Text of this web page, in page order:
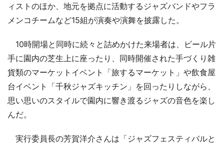
ィストのほか、地元を拠点に活動するジャズバンドやフラ
メンコチームなど15組が演奏や演舞を披露した。
10時開場と同時に続々と詰めかけた来場者は、ビール片
手に園内の芝生上に座ったり、同時開催された手づくり雑
貨類のマーケットイベント「旅するマーケット」や飲食屋
台イベント「千秋ジャズキッチン」を回ったりしながら、
思い思いのスタイルで園内に響き渡るジャズの音色を楽し
んだ。
実行委員長の芳賀洋介さんは「ジャズフェスティバルと